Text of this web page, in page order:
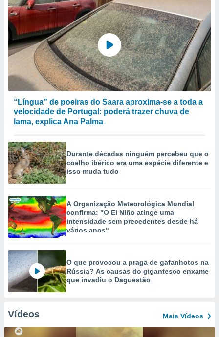
“Língua” de poeiras do Saara aproxima-se a toda a
velocidade de Portugal: poderá trazer chuva de
lama, explica Ana Palma
Durante décadas ninguém percebeu que o
coelho ibérico era uma espécie diferente e
isso muda tudo
A Organização Meteorológica Mundial
confirma: "O El Niño atinge uma
intensidade sem precedentes desde há
vários anos"
O que provocou a praga de gafanhotos na
Rússia? As causas do gigantesco enxame
que invadiu o Daguestão
Vídeos Mais Vídeos